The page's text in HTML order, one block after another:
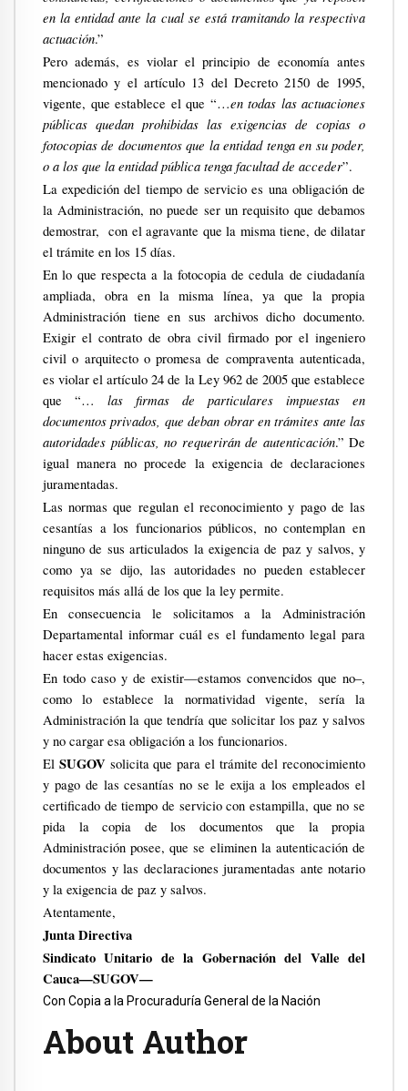
en la entidad ante la cual se está tramitando la respectiva
actuación.”
Pero además, es violar el principio de economía antes
mencionado y el artículo 13 del Decreto 2150 de 1995,
vigente, que establece el que “…en todas las actuaciones
públicas quedan prohibidas las exigencias de copias o
fotocopias de documentos que la entidad tenga en su poder,
o a los que la entidad pública tenga facultad de acceder”.
La expedición del tiempo de servicio es una obligación de
la Administración, no puede ser un requisito que debamos
demostrar, con el agravante que la misma tiene, de dilatar
el trámite en los 15 días.
En lo que respecta a la fotocopia de cedula de ciudadanía
ampliada, obra en la misma línea, ya que la propia
Administración tiene en sus archivos dicho documento.
Exigir el contrato de obra civil firmado por el ingeniero
civil o arquitecto o promesa de compraventa autenticada,
es violar el artículo 24 de la Ley 962 de 2005 que establece
que “… las firmas de particulares impuestas en
documentos privados, que deban obrar en trámites ante las
autoridades públicas, no requerirán de autenticación.” De
igual manera no procede la exigencia de declaraciones
juramentadas.
Las normas que regulan el reconocimiento y pago de las
cesantías a los funcionarios públicos, no contemplan en
ninguno de sus articulados la exigencia de paz y salvos, y
como ya se dijo, las autoridades no pueden establecer
requisitos más allá de los que la ley permite.
En consecuencia le solicitamos a la Administración
Departamental informar cuál es el fundamento legal para
hacer estas exigencias.
En todo caso y de existir—estamos convencidos que no–,
como lo establece la normatividad vigente, sería la
Administración la que tendría que solicitar los paz y salvos
y no cargar esa obligación a los funcionarios.
El SUGOV solicita que para el trámite del reconocimiento
y pago de las cesantías no se le exija a los empleados el
certificado de tiempo de servicio con estampilla, que no se
pida la copia de los documentos que la propia
Administración posee, que se eliminen la autenticación de
documentos y las declaraciones juramentadas ante notario
y la exigencia de paz y salvos.
Atentamente,
Junta Directiva
Sindicato Unitario de la Gobernación del Valle del
Cauca—SUGOV—
Con Copia a la Procuraduría General de la Nación
About Author